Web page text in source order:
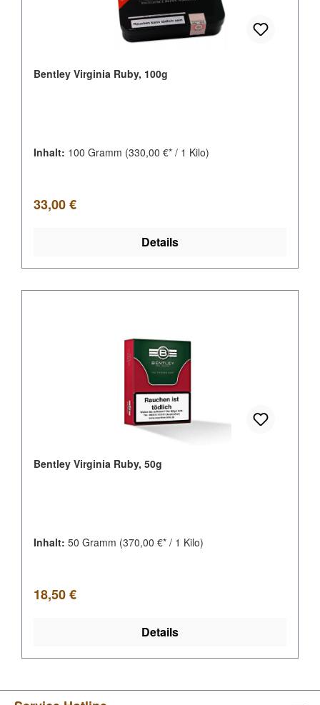
Bentley Virginia Ruby, 100g
Inhalt: 100 Gramm (330,00 €* / 1 Kilo)
Regulärer Preis:
33,00 €
Details
Bentley Virginia Ruby, 50g
Inhalt: 50 Gramm (370,00 €* / 1 Kilo)
Regulärer Preis:
18,50 €
Details